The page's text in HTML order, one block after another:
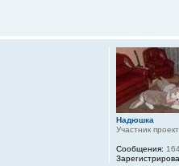
Надюшка
Участник
Сообщения: